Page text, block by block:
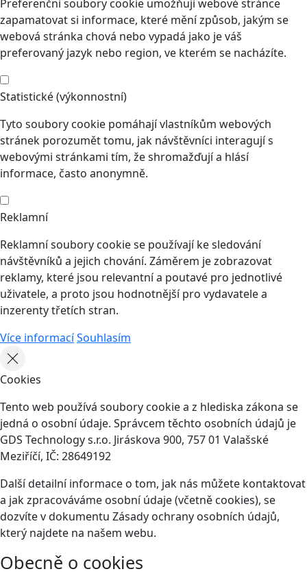
Preferenční soubory cookie umožňují webové stránce
zapamatovat si informace, které mění způsob, jakým se
webová stránka chová nebo vypadá jako je váš
preferovaný jazyk nebo region, ve kterém se nacházíte.
Statistické (výkonnostní)
Tyto soubory cookie pomáhají vlastníkům webových
stránek porozumět tomu, jak návštěvníci interagují s
webovými stránkami tím, že shromažďují a hlásí
informace, často anonymně.
Reklamní
Reklamní soubory cookie se používají ke sledování
návštěvníků a jejich chování. Záměrem je zobrazovat
reklamy, které jsou relevantní a poutavé pro jednotlivé
uživatele, a proto jsou hodnotnější pro vydavatele a
inzerenty třetích stran.
Více informacíSouhlasím
Cookies
Tento web používá soubory cookie a z hlediska zákona se
jedná o osobní údaje. Správcem těchto osobních údajů je
GDS Technology s.r.o. Jiráskova 900, 757 01 Valašské
Meziříčí, IČ: 28649192
Další detailní informace o tom, jak nás můžete kontaktovat
a jak zpracováváme osobní údaje (včetně cookies), se
dozvíte v dokumentu Zásady ochrany osobních údajů,
který najdete na našem webu.
Obecně o cookies